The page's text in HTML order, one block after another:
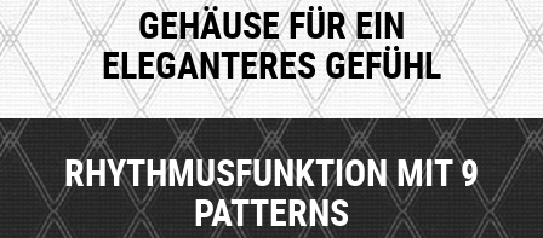
GEHÄUSE FÜR EIN
ELEGANTERES GEFÜHL
RHYTHMUSFUNKTION MIT 9
PATTERNS